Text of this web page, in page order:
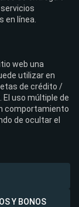
en línea.
web una
utilizar en
de crédito /
uso múltiple de
comportamiento
de ocultar el
Y BONOS